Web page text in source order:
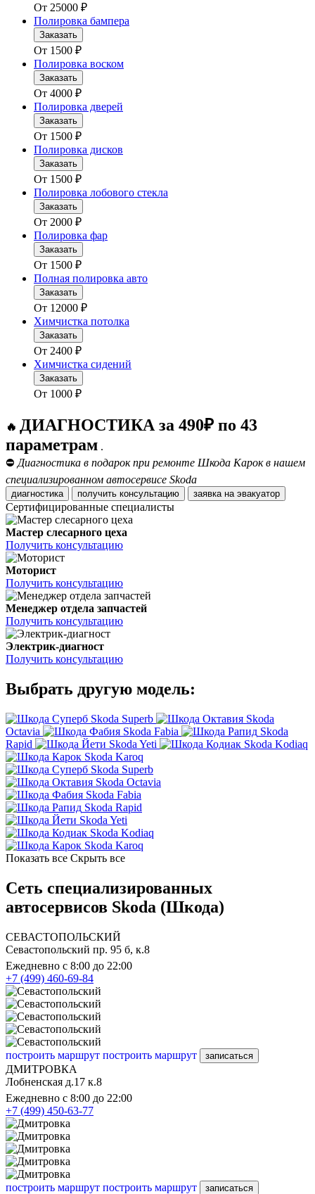
От 25000 ₽
Полировка бампера
Заказать
От 1500 ₽
Полировка воском
Заказать
От 4000 ₽
Полировка дверей
Заказать
От 1500 ₽
Полировка дисков
Заказать
От 1500 ₽
Полировка лобового стекла
Заказать
От 2000 ₽
Полировка фар
Заказать
От 1500 ₽
Полная полировка авто
Заказать
От 12000 ₽
Химчистка потолка
Заказать
От 2400 ₽
Химчистка сидений
Заказать
От 1000 ₽
🔥 ДИАГНОСТИКА за 490₽ по 43
параметрам .
⛔ Диагностика в подарок при ремонте Шкода Карок в нашем
специализированном автосервисе Skoda
диагностика получить консультацию заявка на эвакуатор
Сертифицированные специалисты
Мастер слесарного цеха
Получить консультацию
Моторист
Получить консультацию
Менеджер отдела запчастей
Получить консультацию
Электрик-диагност
Получить консультацию
Выбрать другую модель:
Skoda Superb
Skoda
Octavia
Skoda Fabia
Skoda
Rapid
Skoda Yeti
Skoda Kodiaq
Skoda Karoq
Skoda Superb
Skoda Octavia
Skoda Fabia
Skoda Rapid
Skoda Yeti
Skoda Kodiaq
Skoda Karoq
Показать все Скрыть все
Сеть специализированных
автосервисов Skoda (Шкода)
СЕВАСТОПОЛЬСКИЙ
Севастопольский пр. 95 б, к.8
Ежедневно с 8:00 до 22:00
+7 (499) 460-69-84
построить маршрут построить маршрут записаться
ДМИТРОВКА
Лобненская д.17 к.8
Ежедневно с 8:00 до 22:00
+7 (499) 450-63-77
построить маршрут построить маршрут записаться